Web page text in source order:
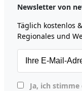
Newsletter von
Täglich kostenlos
Regionales und